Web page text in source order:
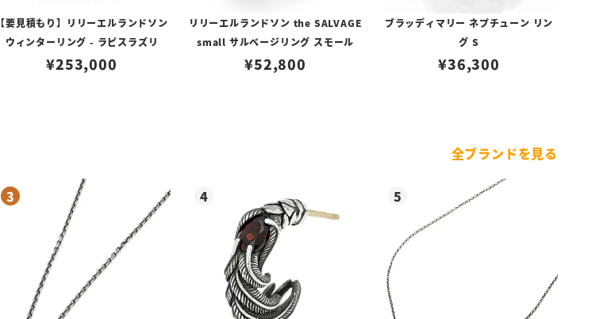
【要見積もり】リリーエルランドソン
ウィンターリング - ラピスラズリ
¥253,000
リリーエルランドソン the SALVAGE
small サルベージリング スモール
¥52,800
ブラッディマリー ネプチューン リン
グ S
¥36,300
全ブランドを見る